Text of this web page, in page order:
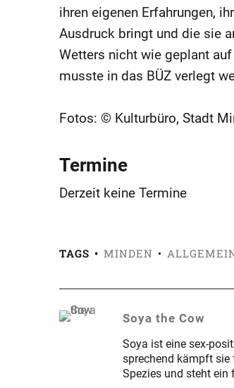
ihren eigenen Erfahrungen,
Ausdruck bringt und die sie
Wetters nicht wie geplant
musste in das BÜZ verlegt
Fotos: © Kulturbüro, Stadt
Termine
Derzeit keine Termine
TAGS MINDEN
Soya the Cow
Soya ist eine sex-
sprechend kämpft sie
Spezies und steht ein